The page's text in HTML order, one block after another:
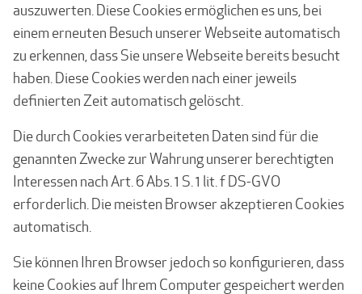
auszuwerten. Diese Cookies ermöglichen es uns, bei
einem erneuten Besuch unserer Webseite automatisch
zu erkennen, dass Sie unsere Webseite bereits besucht
haben. Diese Cookies werden nach einer jeweils
definierten Zeit automatisch gelöscht.
Die durch Cookies verarbeiteten Daten sind für die
genannten Zwecke zur Wahrung unserer berechtigten
Interessen nach Art. 6 Abs. 1 S. 1 lit. f DS-GVO
erforderlich. Die meisten Browser akzeptieren Cookies
automatisch.
Sie können Ihren Browser jedoch so konfigurieren, dass
keine Cookies auf Ihrem Computer gespeichert werden